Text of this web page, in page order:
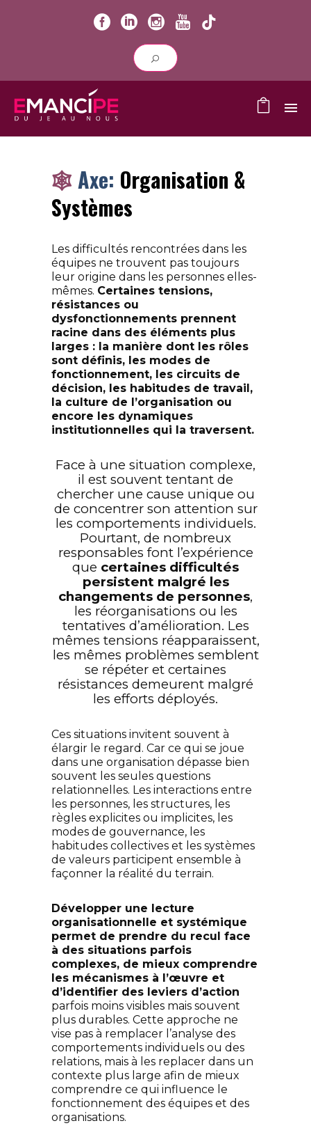
🕸️ Axe: Organisation &
Systèmes
Les difficultés rencontrées dans les
équipes ne trouvent pas toujours
leur origine dans les personnes elles-
mêmes. Certaines tensions,
résistances ou
dysfonctionnements prennent
racine dans des éléments plus
larges : la manière dont les rôles
sont définis, les modes de
fonctionnement, les circuits de
décision, les habitudes de travail,
la culture de l’organisation ou
encore les dynamiques
institutionnelles qui la traversent.
Face à une situation complexe,
il est souvent tentant de
chercher une cause unique ou
de concentrer son attention sur
les comportements individuels.
Pourtant, de nombreux
responsables font l’expérience
que certaines difficultés
persistent malgré les
changements de personnes,
les réorganisations ou les
tentatives d’amélioration. Les
mêmes tensions réapparaissent,
les mêmes problèmes semblent
se répéter et certaines
résistances demeurent malgré
les efforts déployés.
Ces situations invitent souvent à
élargir le regard. Car ce qui se joue
dans une organisation dépasse bien
souvent les seules questions
relationnelles. Les interactions entre
les personnes, les structures, les
règles explicites ou implicites, les
modes de gouvernance, les
habitudes collectives et les systèmes
de valeurs participent ensemble à
façonner la réalité du terrain.
Développer une lecture
organisationnelle et systémique
permet de prendre du recul face
à des situations parfois
complexes, de mieux comprendre
les mécanismes à l’œuvre et
d’identifier des leviers d’action
parfois moins visibles mais souvent
plus durables. Cette approche ne
vise pas à remplacer l’analyse des
comportements individuels ou des
relations, mais à les replacer dans un
contexte plus large afin de mieux
comprendre ce qui influence le
fonctionnement des équipes et des
organisations.